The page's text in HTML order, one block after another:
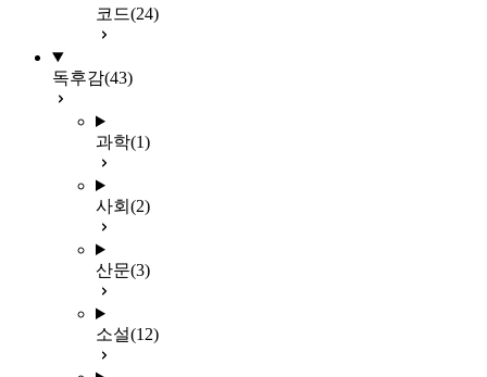
코드(24)
독후감(43)
과학(1)
사회 (2)
산문(3)
소설(12)